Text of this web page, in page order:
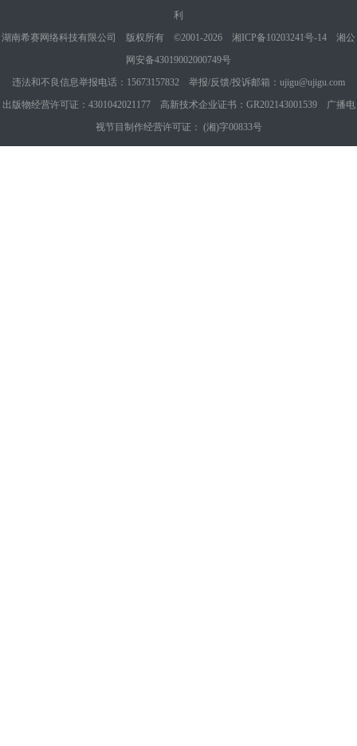
利
湖南希赛网络科技有限公司 版权所有 ©2001-2026 湘ICP备10203241号-14
湘公
网安备43019002000749号
违法和不良信息举报电话：15673157832 举报/反馈/投诉邮箱：ujigu@ujigu.com
出版物经营许可证：4301042021177 高新技术企业证书：GR202143001539 广播电
视节目制作经营许可证： (湘)字00833号